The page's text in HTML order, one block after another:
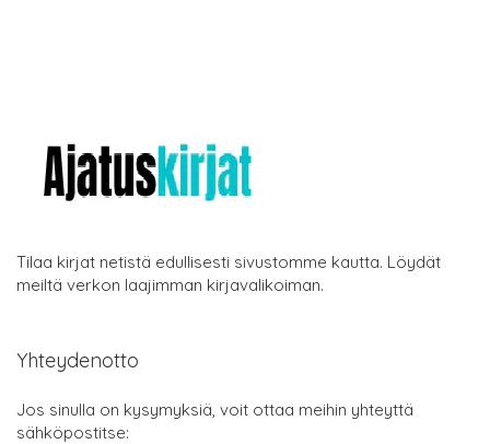
Tilaa kirjat netistä edullisesti sivustomme kautta. Löydät
meiltä verkon laajimman kirjavalikoiman.
Yhteydenotto
Jos sinulla on kysymyksiä, voit ottaa meihin yhteyttä
sähköpostitse: